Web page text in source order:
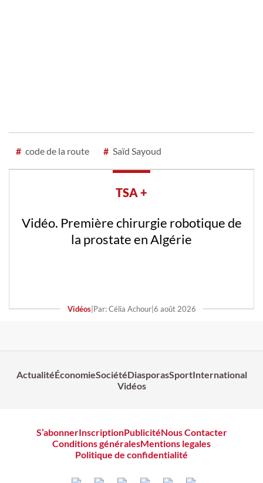
# code de la route # Saïd Sayoud
TSA +
Vidéo. Première chirurgie robotique de
la prostate en Algérie
Vidéos| Par: Célia Achour| 6 août 2026
ActualitéÉconomieSociétéDiasporasSportInternational
Vidéos
S’abonnerInscriptionPublicitéNous Contacter
Conditions généralesMentions legales
Politique de confidentialité